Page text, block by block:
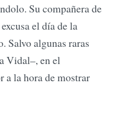
Su compañera de
el día de la
Salvo algunas raras
Vidal–, en el
a la hora de mostrar